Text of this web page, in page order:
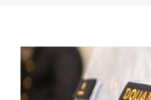
View
Larger
Image